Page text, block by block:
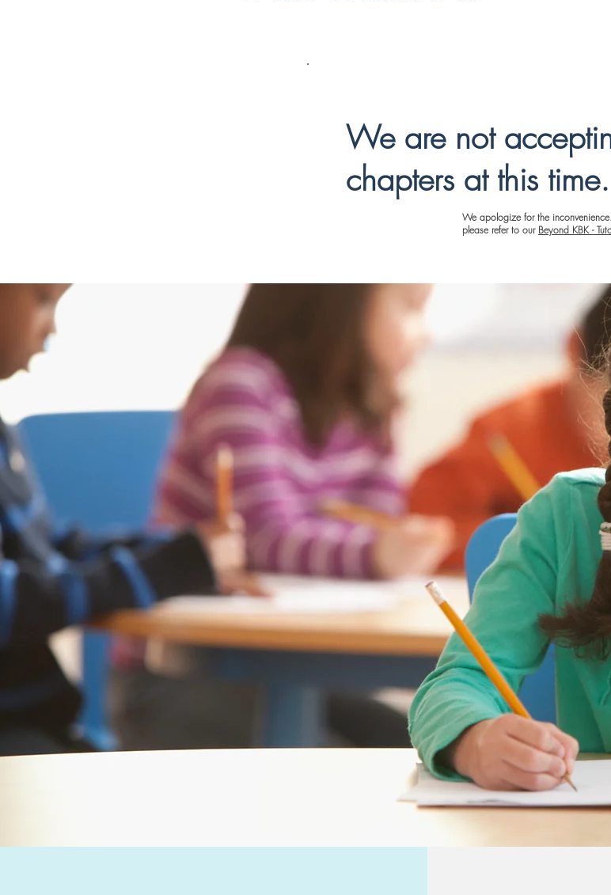
We apologize for the
please refer to our Beyond KBK -
We are not
chapters at this time.